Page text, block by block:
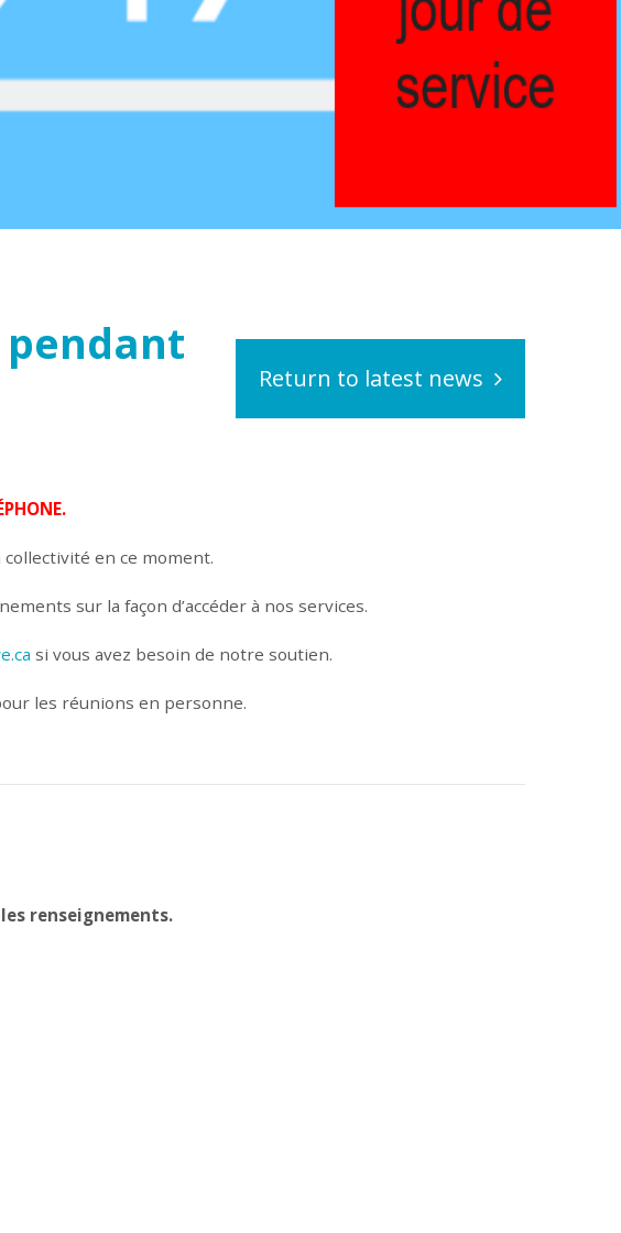
Return to latest news
pendant
en ce moment.
sur la façon d’accéder à nos services.
si vous avez besoin de notre soutien.
les réunions en personne.
renseignements.